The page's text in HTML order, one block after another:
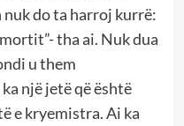
do ta harroj kurrë:
tha ai. Nuk dua
u them
një jetë që është
e kryemistra. Ai ka